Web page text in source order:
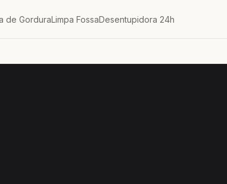
de GorduraLimpa FossaDesentupidora 24h